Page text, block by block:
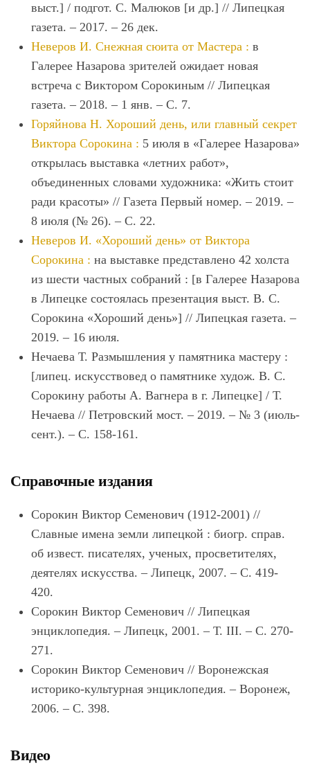
выст.] / подгот. С. Малюков [и др.] // Липецкая
газета. ‒ 2017. ‒ 26 дек.
Неверов И. Снежная сюита от Мастера : в
Галерее Назарова зрителей ожидает новая
встреча с Виктором Сорокиным // Липецкая
газета. ‒ 2018. ‒ 1 янв. ‒ С. 7.
Горяйнова Н. Хороший день, или главный секрет
Виктора Сорокина : 5 июля в «Галерее Назарова»
открылась выставка «летних работ»,
объединенных словами художника: «Жить стоит
ради красоты» // Газета Первый номер. ‒ 2019. ‒
8 июля (№ 26). ‒ С. 22.
Неверов И. «Хороший день» от Виктора
Сорокина : на выставке представлено 42 холста
из шести частных собраний : [в Галерее Назарова
в Липецке состоялась презентация выст. В. С.
Сорокина «Хороший день»] // Липецкая газета. ‒
2019. ‒ 16 июля.
Нечаева Т. Размышления у памятника мастеру :
[липец. искусствовед о памятнике худож. В. С.
Сорокину работы А. Вагнера в г. Липецке] / Т.
Нечаева // Петровский мост. ‒ 2019. ‒ № 3 (июль-
сент.). ‒ С. 158-161.
Справочные издания
Сорокин Виктор Семенович (1912-2001) //
Славные имена земли липецкой : биогр. справ.
об извест. писателях, ученых, просветителях,
деятелях искусства. – Липецк, 2007. – С. 419-
420.
Сорокин Виктор Семенович // Липецкая
энциклопедия. – Липецк, 2001. – Т. III. – С. 270-
271.
Сорокин Виктор Семенович // Воронежская
историко-культурная энциклопедия. – Воронеж,
2006. – С. 398.
Видео